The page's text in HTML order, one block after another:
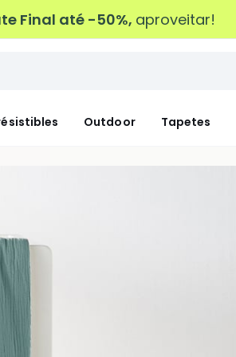
Final até -50%, aproveitar!
Outdoor Tapetes